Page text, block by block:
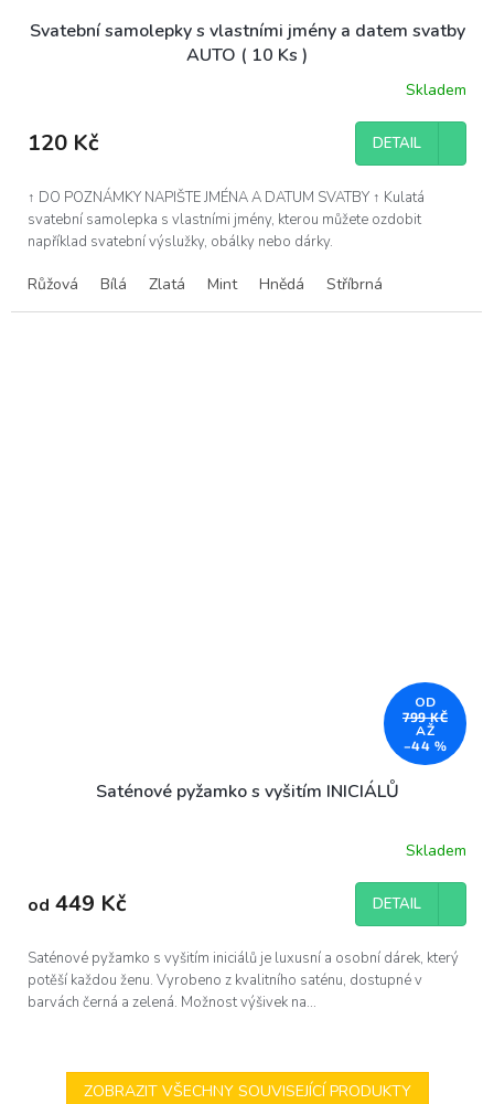
Svatební samolepky s vlastními jmény a datem svatby
AUTO ( 10 Ks )
Skladem
120 Kč DETAIL
↑ DO POZNÁMKY NAPIŠTE JMÉNA A DATUM SVATBY ↑ Kulatá
svatební samolepka s vlastními jmény, kterou můžete ozdobit
například svatební výslužky, obálky nebo dárky.
Růžová Bílá Zlatá Mint Hnědá Stříbrná
OD
799 KČ
AŽ
–44 %
Saténové pyžamko s vyšitím INICIÁLŮ
Skladem
od 449 Kč DETAIL
Saténové pyžamko s vyšitím iniciálů je luxusní a osobní dárek, který
potěší každou ženu. Vyrobeno z kvalitního saténu, dostupné v
barvách černá a zelená. Možnost výšivek na...
ZOBRAZIT VŠECHNY SOUVISEJÍCÍ PRODUKTY